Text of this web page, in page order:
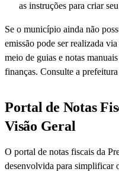
as instruções para criar
Se o município ainda não
emissão pode ser realizada
meio de guias e notas
finanças. Consulte a
Portal de Notas
Visão Geral
O portal de notas fiscais da
desenvolvida para simplificar